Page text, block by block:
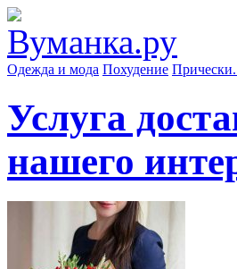
Одежда и мода Похудение Прически.
Услуга
нашего